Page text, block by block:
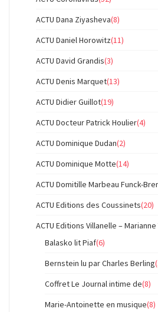
ACTU Dana Ziyasheva(8)
ACTU Daniel Horowitz(11)
ACTU David Grandis(3)
ACTU Denis Marquet(13)
ACTU Didier Guillot(19)
ACTU Docteur Patrick Houlier(4)
ACTU Dominique Dudan(2)
ACTU Dominique Motte(14)
ACTU Domitille Marbeau Funck-
ACTU Editions des Coussinets(20)
ACTU Editions Villanelle –
Balasko lit Piaf(6)
Bernstein lu par Charles Berling
Coffret Le Journal intime de(8)
Marie-Antoinette en musique(8)